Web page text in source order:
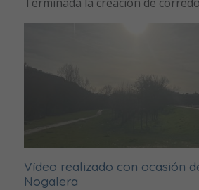
Vídeo realizado con ocasión
Nogalera